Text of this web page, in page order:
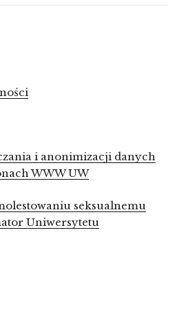
i anonimizacji danych
WWW UW
seksualnemu
Uniwersytetu